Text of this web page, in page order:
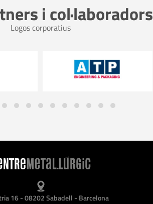
i col·laboradors
Logos corporatius
16 - 08202 Sabadell - Barcelona